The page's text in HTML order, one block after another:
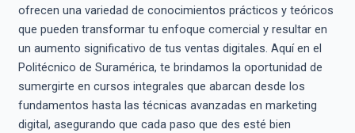
ofrecen una variedad de conocimientos prácticos y teóricos
que pueden transformar tu enfoque comercial y resultar en
un aumento significativo de tus ventas digitales. Aquí en el
Politécnico de Suramérica, te brindamos la oportunidad de
sumergirte en cursos integrales que abarcan desde los
fundamentos hasta las técnicas avanzadas en marketing
digital, asegurando que cada paso que des esté bien